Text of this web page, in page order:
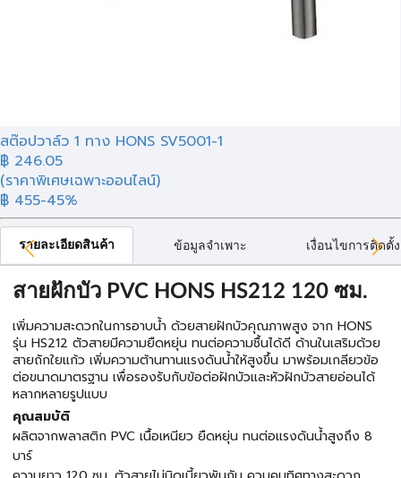
สต๊อปวาล์ว 1 ทาง HONS SV5001-1
฿ 246.05
(ราคาพิเศษเฉพาะออนไลน์)
฿ 455-45%
รายละเอียดสินค้า ข้อมูลจำเพาะ เงื่อนไขการติดตั้ง
สายฝักบัว PVC HONS HS212 120 ซม.
เพิ่มความสะดวกในการอาบน้ำ ด้วยสายฝักบัวคุณภาพสูง จาก HONS
รุ่น HS212 ตัวสายมีความยืดหยุ่น ทนต่อความชื้นได้ดี ด้านในเสริมด้วย
สายถักใยแก้ว เพิ่มความต้านทานแรงดันน้ำให้สูงขึ้น มาพร้อมเกลียวข้อ
ต่อขนาดมาตรฐาน เพื่อรองรับกับข้อต่อฝักบัวและหัวฝักบัวสายอ่อนได้
หลากหลายรูปแบบ
คุณสมบัติ
ผลิตจากพลาสติก PVC เนื้อเหนียว ยืดหยุ่น ทนต่อแรงดันน้ำสูงถึง 8
บาร์